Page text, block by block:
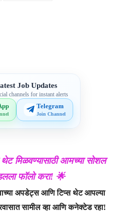
Job Updates
channels for instant alerts
Telegram
Join Channel
मिळवण्यासाठी आमच्या सोशल
फॉलो करा! 🌟
अपडेट्स आणि टिप्स थेट आपल्या
सामील व्हा आणि कनेक्टेड रहा!